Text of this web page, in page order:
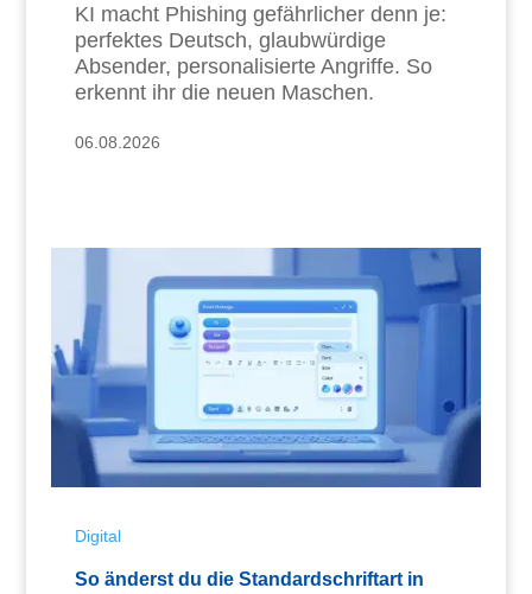
KI macht Phishing gefährlicher denn je:
perfektes Deutsch, glaubwürdige
Absender, personalisierte Angriffe. So
erkennt ihr die neuen Maschen.
06.08.2026
Digital
So änderst du die Standardschriftart in